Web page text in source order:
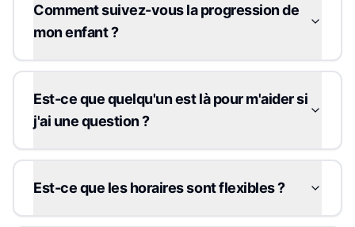
Comment suivez-vous la progression de
mon enfant ?
Est-ce que quelqu'un est là pour m'aider si
j'ai une question ?
Est-ce que les horaires sont flexibles ?